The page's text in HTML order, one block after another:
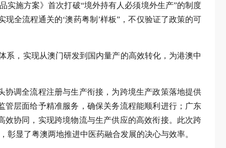
施方案》首次打破“境外持有人必须境外生产”的制度
全流程通关的‘澳药粤制’样板”，不仅验证了政策的可
，实现从澳门研发到国内量产的高效转化，为港澳中
调全流程注册与生产衔接，为跨境生产政策落地提供
层面给予精准服务，确保关务流程能顺利进行；广东
协同，实现跨境物流与生产供应的高效衔接。此次跨
显了粤澳两地推进中医药融合发展的决心与效率。